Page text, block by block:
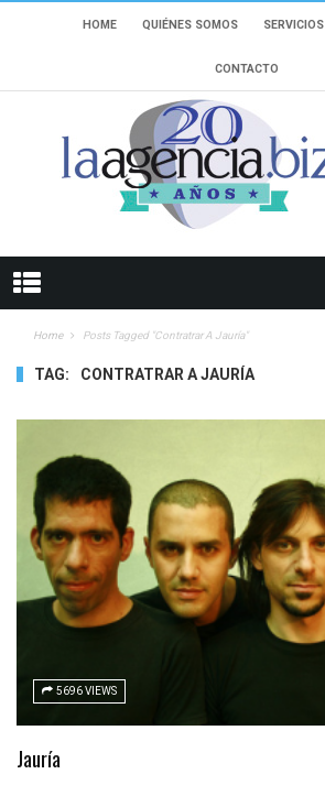
HOME QUIÉNES SOMOS SERVICIOS
CONTACTO
Home Posts Tagged "Contratrar A Jauría"
TAG: CONTRATRAR A JAURÍA
5696 VIEWS
Jauría